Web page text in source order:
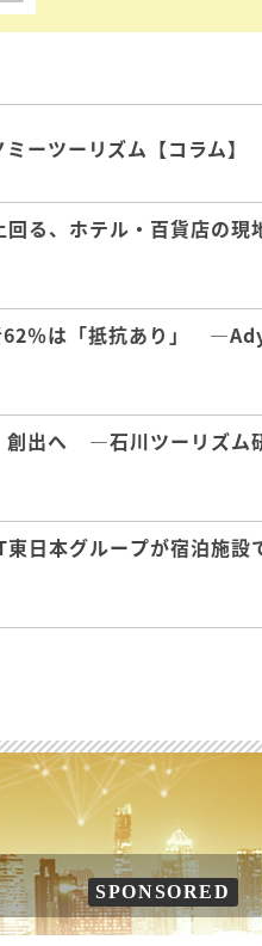
ーツーリズム【コラム】
る、ホテル・百貨店の現
62％は「抵抗あり」
創出へ ―石川ツーリズム
日本グループが宿泊施設
SPONSORED